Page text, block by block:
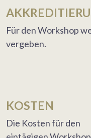
Für den Workshop
vergeben.
KOSTEN
Die Kosten für den